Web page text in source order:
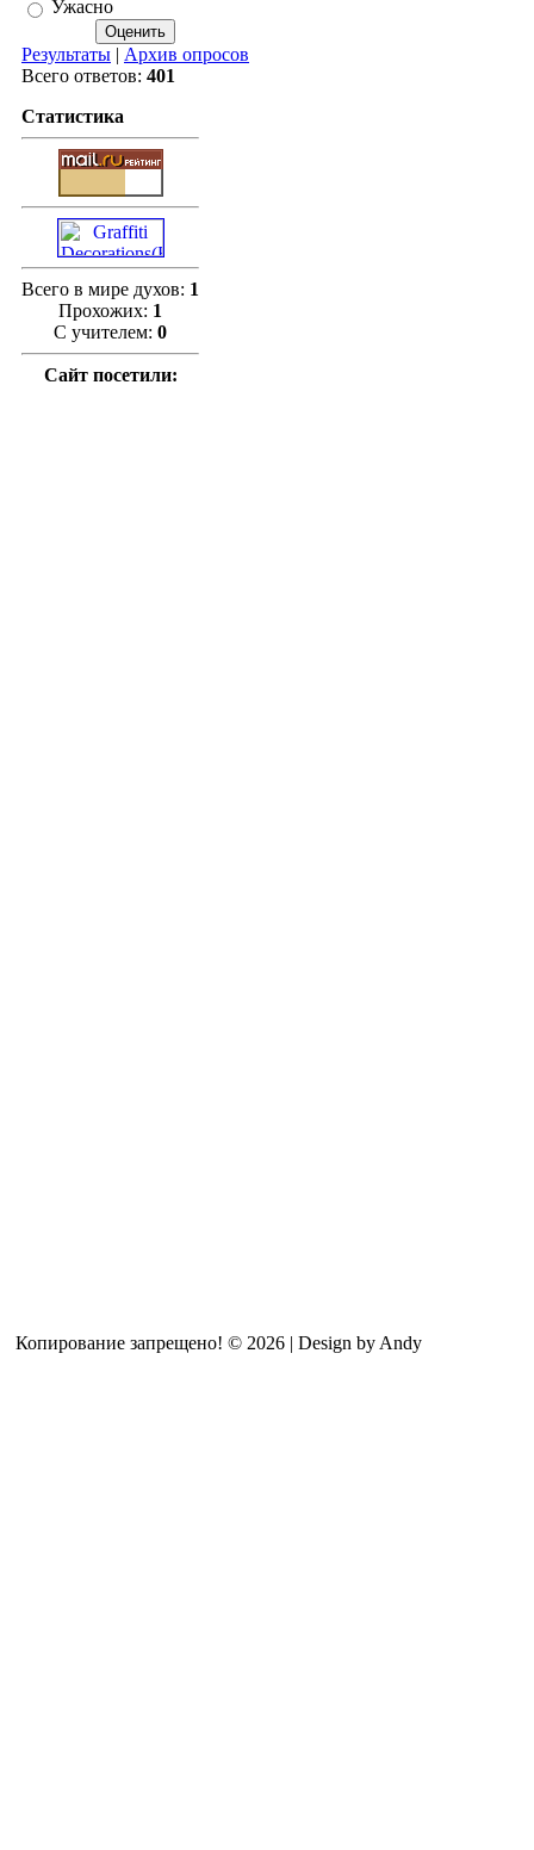
Ужасно
Результаты | Архив опросов
Всего ответов: 401
Статистика
Всего в мире духов: 1
Прохожих: 1
С учителем: 0
Сайт посетили:
Копирование запрещено! © 2026 | Design by Andy